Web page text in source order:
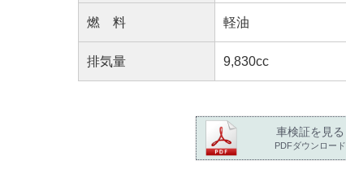
燃 料 軽油
排気量 9,830cc
車検証を見る
PDFダウンロード